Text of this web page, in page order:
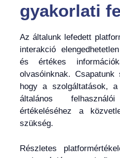
gyakorlati
Az általunk lefedett
interakció
és értékes
olvasóinknak.
hogy a szolgáltatások,
általános
értékeléséhez a
szükség.
Részletes